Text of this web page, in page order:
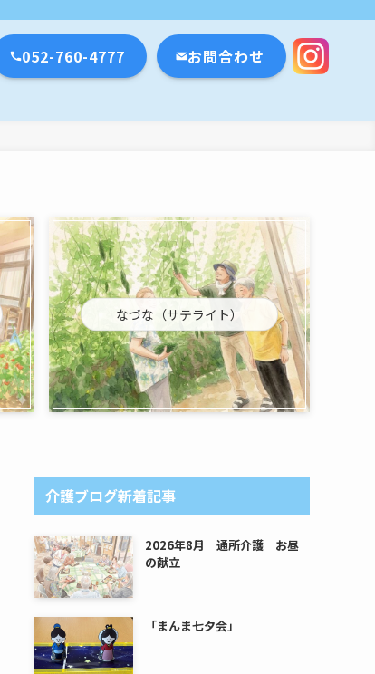
古屋市
052-760-4777 お問合わせ
なづな（サテライト）
介護ブログ新着記事
2026年8月 通所介護 お昼
の献立
「まんま七夕会」